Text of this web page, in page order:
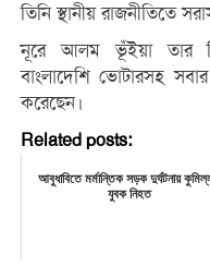
তিনি স্থানীয় রাজনীতিতে
নূরে আলম ভূঁইয়া তার
বাংলাদেশি ভোটারসহ
করেছেন।
Related posts:
আবুধাবিতে মর্মান্তিক সড়ক দুর্ঘটনায়
যুবক নিহত